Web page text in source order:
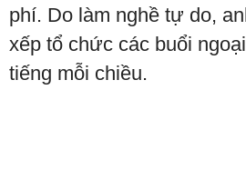
phí. Do làm nghề tự do,
xếp tổ chức các buổi
tiếng mỗi chiều.